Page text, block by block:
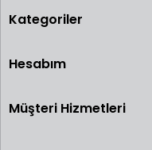
Kategoriler
Hesabım
Müşteri Hizmetleri